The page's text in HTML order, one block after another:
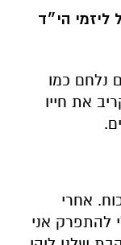
את חייו
אחרי
שלנו ליהי
לתהום.